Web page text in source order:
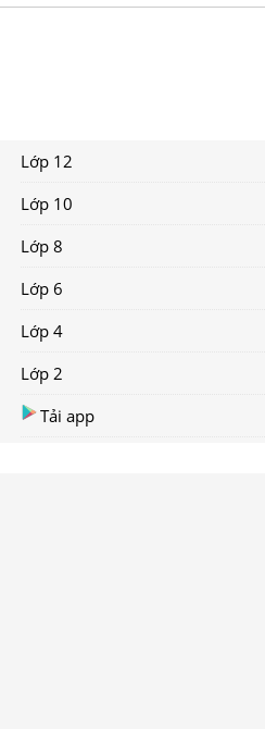
Lớp 12
Lớp 10
Lớp 8
Lớp 6
Lớp 4
Lớp 2
Tải app